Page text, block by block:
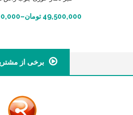
49,500,000 تومان–
انتخاب گزینه ها
برخی از